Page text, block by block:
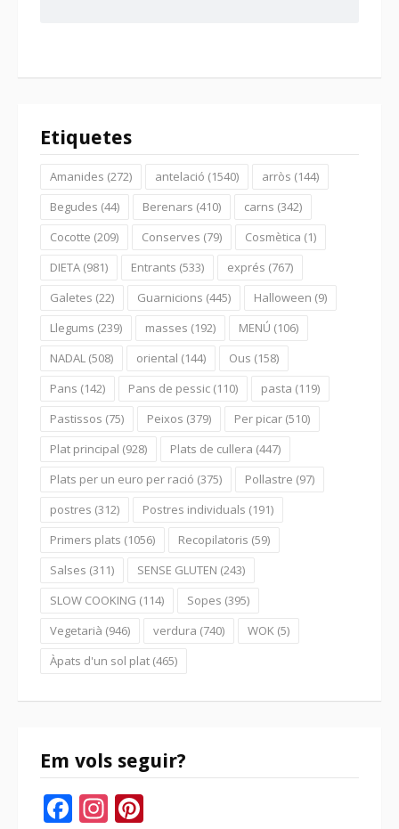
Etiquetes
Amanides (272) antelació (1540) arròs (144)
Begudes (44) Berenars (410) carns (342)
Cocotte (209) Conserves (79) Cosmètica (1)
DIETA (981) Entrants (533) exprés (767)
Galetes (22) Guarnicions (445) Halloween (9)
Llegums (239) masses (192) MENÚ (106)
NADAL (508) oriental (144) Ous (158)
Pans (142) Pans de pessic (110) pasta (119)
Pastissos (75) Peixos (379) Per picar (510)
Plat principal (928) Plats de cullera (447)
Plats per un euro per ració (375) Pollastre (97)
postres (312) Postres individuals (191)
Primers plats (1056) Recopilatoris (59)
Salses (311) SENSE GLUTEN (243)
SLOW COOKING (114) Sopes (395)
Vegetarià (946) verdura (740) WOK (5)
Àpats d'un sol plat (465)
Em vols seguir?
Facebook
Instagram